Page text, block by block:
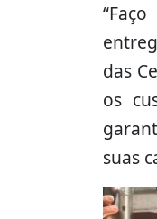
das
os
suas